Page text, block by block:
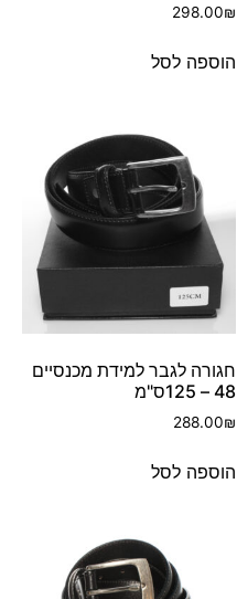
298.00₪
הוספה לסל
חגורה לגבר למידת מכנסיים
48 – 125ס"מ
288.00₪
הוספה לסל